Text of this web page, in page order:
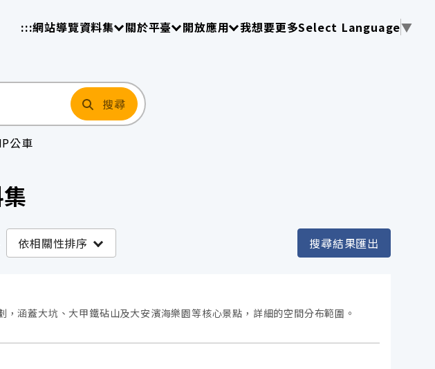
:::網站導覽資料集請使用 TAB 操作選單
關於平臺請使用 TAB 操作選單
開放應用請使用 TAB 操作選單
我想要更多Select Language▼
搜尋
公車
依相關性排序 搜尋結果匯出
涵蓋大坑、大甲鐵砧山及大安濱海樂園等核心景點，詳細的空間分布範圍。